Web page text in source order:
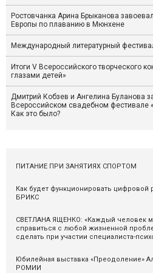
Ростовчанка Арина Брыканова
Европы по плаванию в Мюнхене
Международный литературный
Итоги V Всероссийского творческого
глазами детей»
Дмитрий Кобзев и Ангелина Буланова
Всероссийском свадебном фестивале
Как это было?
ПИТАНИЕ ПРИ ЗАНЯТИЯХ СПОРТОМ
Как будет функционировать цифровой
БРИКС
СВЕТЛАНА ЯЩЕНКО: «Каждый человек
справиться с любой жизненной
сделать при участии специалиста-
Юбилейная выставка «Преодоление»
РОМИИ